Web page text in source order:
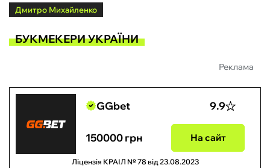
Дмитро Михайленко
БУКМЕКЕРИ УКРАЇНИ
Реклама
GGbet 9.9
150000 грн На сайт
Ліцензія КРАІЛ № 78 від 23.08.2023